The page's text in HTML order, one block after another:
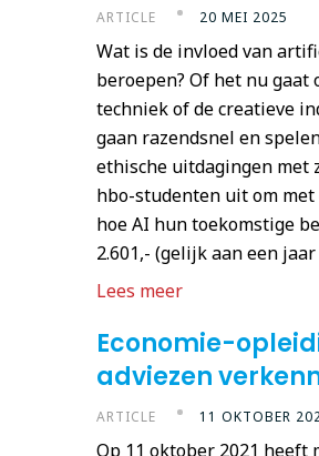
ARTICLE 20 MEI 2025
Wat is de invloed van
beroepen? Of het nu gaat
techniek of de creatieve
gaan razendsnel en
ethische uitdagingen met
hbo-studenten uit om
hoe AI hun toekomstige
2.601,- (gelijk aan een
Lees meer
Economie-
adviezen
ARTICLE 11 OKTOBER
Op 11 oktober 2021 heeft